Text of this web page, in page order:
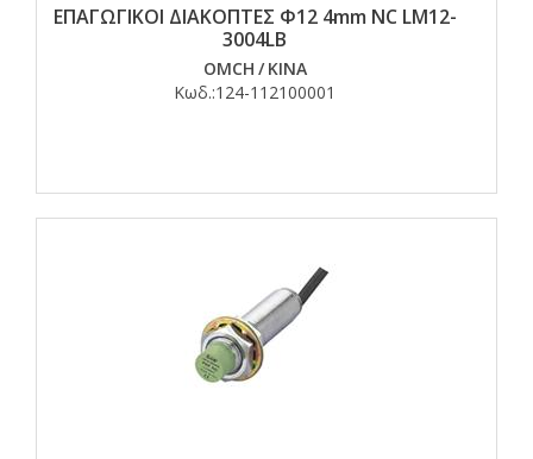
ΕΠΑΓΩΓΙΚΟΙ ΔΙΑΚΟΠΤΕΣ Φ12 4mm NC LM12-
3004LB
OMCH / ΚΙΝΑ
Κωδ.:124-112100001